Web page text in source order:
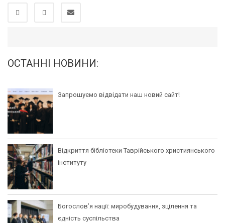
ОСТАННІ НОВИНИ:
Запрошуємо відвідати наш новий сайт!
Відкриття бібліотеки Таврійського християнського
інституту
Богослов’я нації: миробудування, зцілення та
єдність суспільства